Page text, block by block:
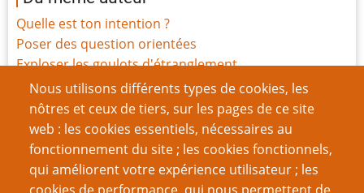
Nous utilisons différents types de cookies, les
nôtres et ceux de tiers, sur les pages de ce site
web : les cookies essentiels, nécessaires au
fonctionnement du site ; les cookies fonctionnels,
qui améliorent votre expérience utilisateur ; les
Quelle est ton intention ?
Poser des question orientées
Exploser les goulots d'étranglement
Traité du Zen et de l’Art du Meneur de Jeu chap. 3 :
Adaptez-vous aux styles des joueurs
Chroniques d'un auteur indépendant
Traité du Zen et de l’Art du Meneur de Jeu chap. 2 :
connaître son style personnel
Créativité et esprit JdR : la Bonne Réponse